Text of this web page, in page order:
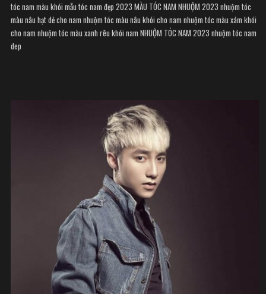
tóc nam màu khói mẫu tóc nam đẹp 2023 MÀU TÓC NAM NHUỘM 2023 nhuộm tóc
màu nâu hạt dẻ cho nam nhuộm tóc màu nâu khói cho nam nhuộm tóc màu xám khói
cho nam nhuộm tóc màu xanh rêu khói nam NHUỘM TÓC NAM 2023 nhuộm tóc nam
dep